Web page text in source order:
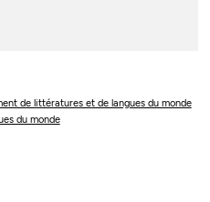
de littératures et de langues du monde
du monde